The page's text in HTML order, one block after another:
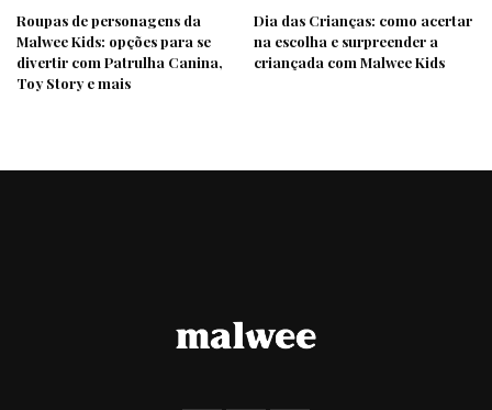
Roupas de personagens da
Malwee Kids: opções para se
divertir com Patrulha Canina,
Toy Story e mais
Dia das Crianças: como acertar
na escolha e surpreender a
criançada com Malwee Kids